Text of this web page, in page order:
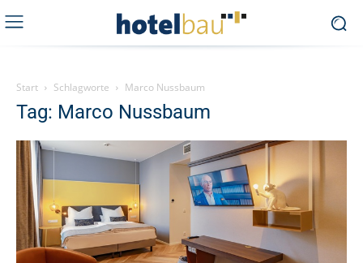
Start Schlagworte Marco Nussbaum
Tag: Marco Nussbaum